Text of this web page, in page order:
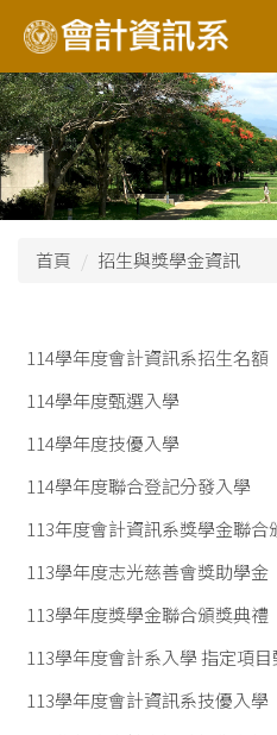
到
主
要
內
容
區
首頁 招生與獎學金資訊
114學年度會計資訊系招生名額
114學年度甄選入學
114學年度技優入學
114學年度聯合登記分發入學
113年度會計資訊系獎學金聯合
113學年度志光慈善會獎助學金
113學年度獎學金聯合頒獎典禮
113學年度會計系入學 指定項
113學年度會計資訊系技優入學